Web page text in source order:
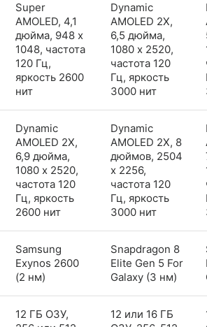
Super
AMOLED, 4,1
дюйма, 948 x
1048, частота
120 Гц,
яркость 2600
нит
Dynamic
AMOLED 2X,
6,5 дюйма,
1080 x 2520,
частота 120
Гц, яркость
3000 нит
Dynamic
AMOLED 2X,
6,9 дюйма,
1080 x 2520,
частота 120
Гц, яркость
2600 нит
Dynamic
AMOLED 2X, 8
дюймов, 2504
x 2256,
частота 120
Гц, яркость
3000 нит
Samsung
Exynos 2600
(2 нм)
Snapdragon 8
Elite Gen 5 For
Galaxy (3 нм)
12 ГБ ОЗУ,
12 или 16 ГБ